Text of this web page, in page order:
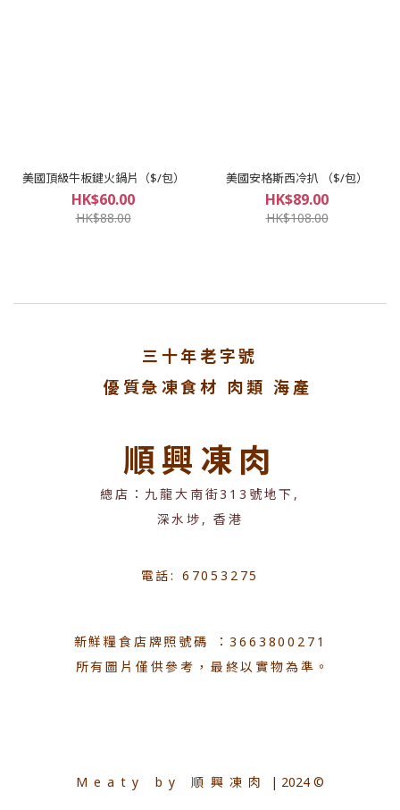
美國頂級牛板鍵火鍋片（$/包）
HK$60.00
HK$88.00
美國安格斯西冷扒 （$/包）
HK$89.00
HK$108.00
三十年老字號
優質急凍食材 肉類 海產
順興凍肉
總店：九龍大南街313號地下,
深水埗, 香港
電話: 67053275
新鮮糧食店牌照號碼 ：3663800271
所有圖片僅供參考，最終以實物為準。
Meaty by 順興凍肉 | 2024 ©